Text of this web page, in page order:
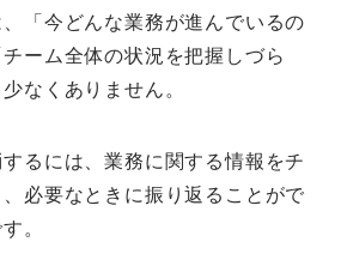
「今どんな業務が進んでいるの
ーム全体の状況を把握しづら
なくありません。
るには、業務に関する情報をチ
必要なときに振り返ることがで
。